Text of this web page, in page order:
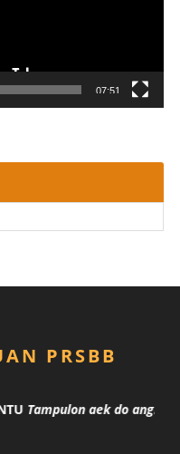
07:51
PRSBB
Tampulon aek do angka